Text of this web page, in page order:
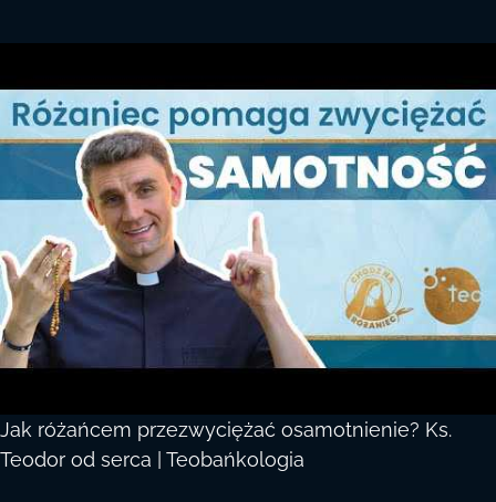
Jak różańcem przezwyciężać osamotnienie? Ks.
Teodor od serca | Teobańkologia